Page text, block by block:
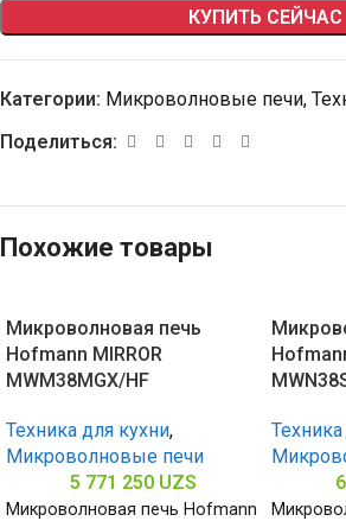
КУПИТЬ СЕЙЧАС
Категории: Микроволновые печи,
Поделиться:
Похожие товары
Микроволновая печь
Hofmann MIRROR
MWM38MGX/HF
Техника для кухни,
Микроволновые печи
5 771 250 UZS
Микроволновая печь Hofmann